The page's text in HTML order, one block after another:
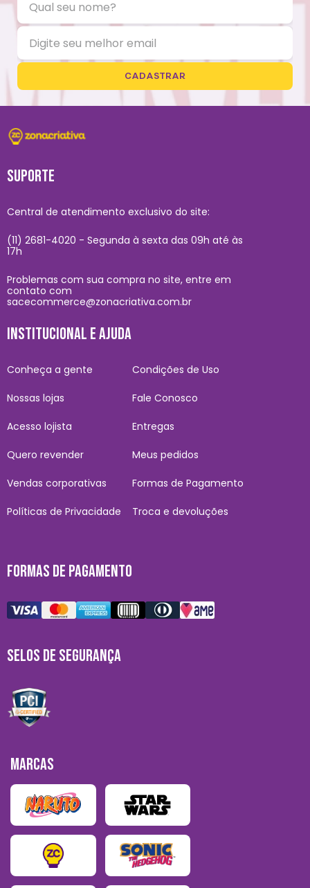
CADASTRAR
SUPORTE
Central de atendimento exclusivo do site:
(11) 2681-4020 - Segunda à sexta das 09h até às
17h
Problemas com sua compra no site, entre em
contato com
sacecommerce@zonacriativa.com.br
INSTITUCIONAL E AJUDA
Conheça a gente
Nossas lojas
Acesso lojista
Quero revender
Vendas corporativas
Políticas de Privacidade
Condições de Uso
Fale Conosco
Entregas
Meus pedidos
Formas de Pagamento
Troca e devoluções
FORMAS DE PAGAMENTO
SELOS DE SEGURANÇA
MARCAS